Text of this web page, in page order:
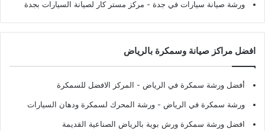
ورشة صيانة سيارات في جدة - مركز مستر كار لصيانة السيارات بجدة
افضل مراكز صيانة وسمكرة بالرياض
أفضل ورشة سمكرة في الرياض - المركز الافضل للسمكرة
ورشة سمكرة في الرياض - ورشة المحرك لسمكرة ودهان السيارات
افضل ورشة سمكرة ورش بوية بالرياض الصناعية القديمة